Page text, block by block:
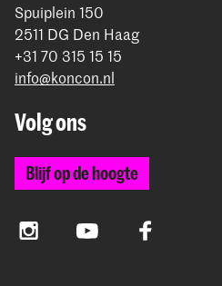
Spuiplein 150
2511 DG Den Haag
+31 70 315 15 15
info@koncon.nl
Volg ons
Blijf op de hoogte
InstagramYouTube Facebook